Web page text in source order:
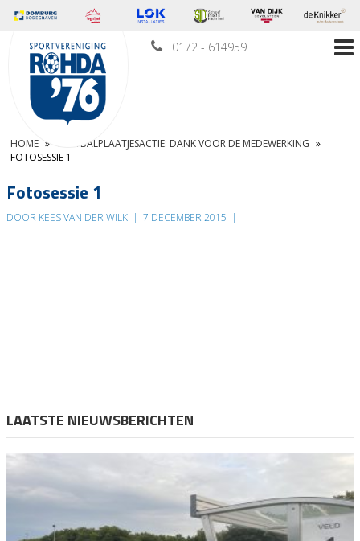
0172 - 614959
HOME » VOETBALPLAATJESACTIE: DANK VOOR DE MEDEWERKING »
FOTOSESSIE 1
Fotosessie 1
DOOR KEES VAN DER WILK | 7 DECEMBER 2015 |
LAATSTE NIEUWSBERICHTEN